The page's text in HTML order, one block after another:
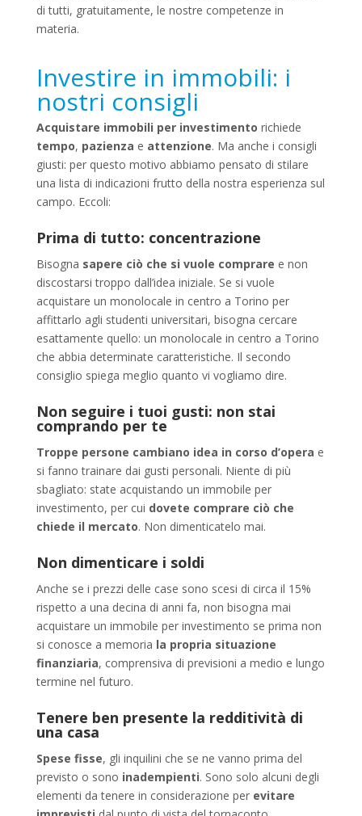
di tutti, gratuitamente, le nostre competenze in
materia.
Investire in immobili: i
nostri consigli
Acquistare immobili per investimento richiede
tempo, pazienza e attenzione. Ma anche i consigli
giusti: per questo motivo abbiamo pensato di stilare
una lista di indicazioni frutto della nostra esperienza sul
campo. Eccoli:
Prima di tutto: concentrazione
Bisogna sapere ciò che si vuole comprare e non
discostarsi troppo dall’idea iniziale. Se si vuole
acquistare un monolocale in centro a Torino per
affittarlo agli studenti universitari, bisogna cercare
esattamente quello: un monolocale in centro a Torino
che abbia determinate caratteristiche. Il secondo
consiglio spiega meglio quanto vi vogliamo dire.
Non seguire i tuoi gusti: non stai
comprando per te
Troppe persone cambiano idea in corso d’opera e
si fanno trainare dai gusti personali. Niente di più
sbagliato: state acquistando un immobile per
investimento, per cui dovete comprare ciò che
chiede il mercato. Non dimenticatelo mai.
Non dimenticare i soldi
Anche se i prezzi delle case sono scesi di circa il 15%
rispetto a una decina di anni fa, non bisogna mai
acquistare un immobile per investimento se prima non
si conosce a memoria la propria situazione
finanziaria, comprensiva di previsioni a medio e lungo
termine nel futuro.
Tenere ben presente la redditività di
una casa
Spese fisse, gli inquilini che se ne vanno prima del
previsto o sono inadempienti. Sono solo alcuni degli
elementi da tenere in considerazione per evitare